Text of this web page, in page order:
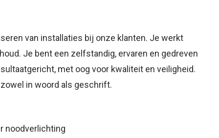
van installaties bij onze klanten. Je werkt
Je bent een zelfstandig, ervaren en gedreven
met oog voor kwaliteit en veiligheid.
in woord als geschrift.
noodverlichting